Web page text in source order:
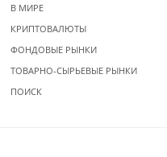
В МИРЕ
КРИПТОВАЛЮТЫ
ФОНДОВЫЕ РЫНКИ
ТОВАРНО-СЫРЬЕВЫЕ РЫНКИ
ПОИСК